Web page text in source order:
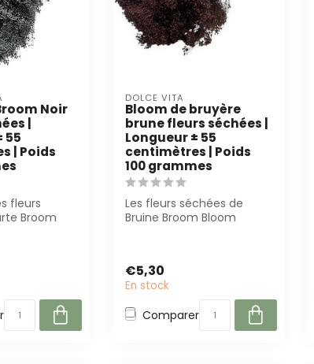
Noir
|
55
| Poids
fleurs
Broom
DOLCE VITA
Bloom de bruyère
brune fleurs séchées |
Longueur ± 55
centimètres | Poids
100 grammes
Les fleurs séchées de
Bruine Broom Bloom
€5,30
En stock
Comparer